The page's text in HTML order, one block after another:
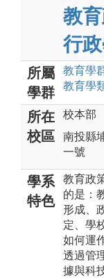
教
行
所屬
學群
教育學
教育學
所在
校區
校本部
南投縣
一號
學系
特色
教育政
的是：
形成、
定、學
如何運
透過管
據與科